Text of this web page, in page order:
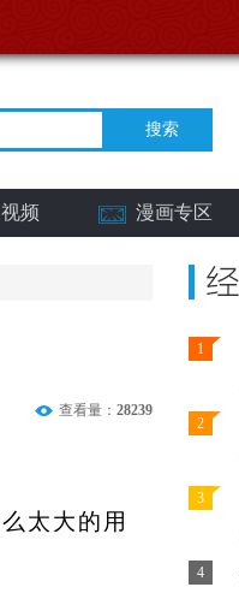
频 漫画专区
查看量： 28239
太大的用
1
2
3
4